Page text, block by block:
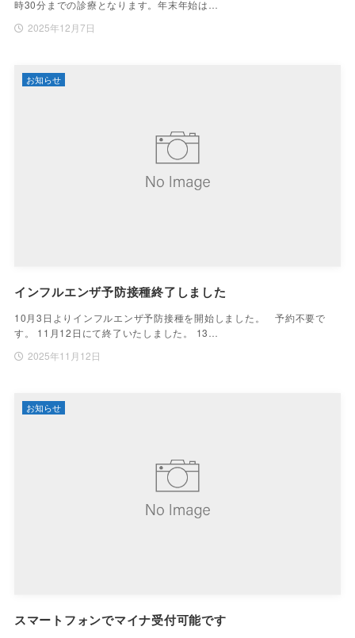
時30分までの診療となります。年末年始は…
2025年12月7日
インフルエンザ予防接種終了しました
10月3日よりインフルエンザ予防接種を開始しました。 予約不要で
す。 11月12日にて終了いたしました。 13…
2025年11月12日
お知らせ
スマートフォンでマイナ受付可能です
お知らせ